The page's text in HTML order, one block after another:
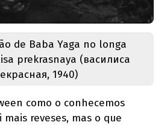
de Baba Yaga no longa
prekrasnaya (василиса
1940)
como o conhecemos
reveses, mas o que